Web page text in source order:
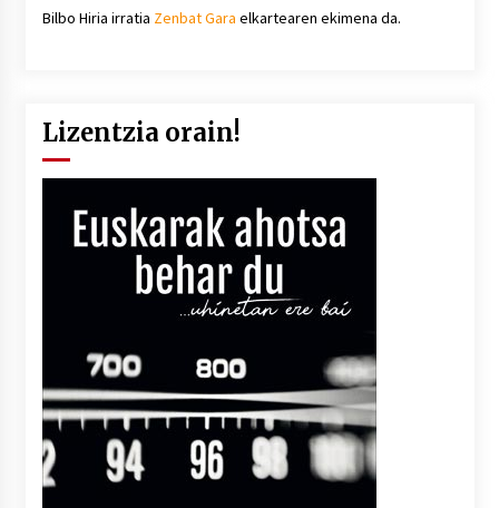
Bilbo Hiria irratia Zenbat Gara elkartearen ekimena da.
Lizentzia orain!